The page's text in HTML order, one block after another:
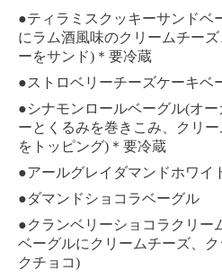
●ティラミスクッキーサンドベ
にラム酒風味のクリームチー
ーをサンド)＊要冷蔵
●ストロベリーチーズケーキベ
●シナモンロールベーグル(オ
ーとくるみを巻きこみ、クリ
をトッピング)＊要冷蔵
●アールグレイダマンドホワイ
●ダマンドショコラベーグル
●クランベリーショコラクリー
ベーグルにクリームチーズ、
クチョコ)